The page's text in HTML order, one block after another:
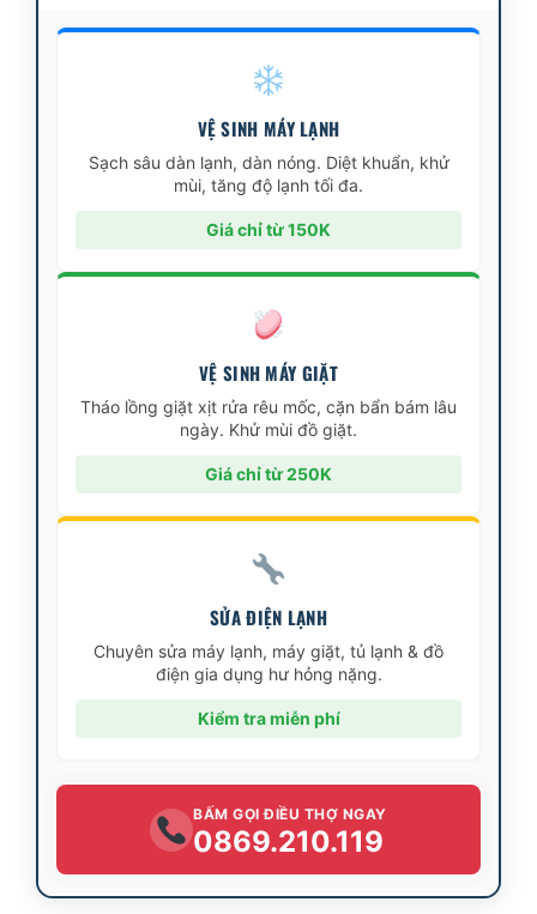
VỆ SINH MÁY LẠNH
Sạch sâu dàn lạnh, dàn nóng. Diệt khuẩn, khử
mùi, tăng độ lạnh tối đa.
Giá chỉ từ 150K
VỆ SINH MÁY GIẶT
Tháo lồng giặt xịt rửa rêu mốc, cặn bẩn bám lâu
ngày. Khử mùi đồ giặt.
Giá chỉ từ 250K
SỬA ĐIỆN LẠNH
Chuyên sửa máy lạnh, máy giặt, tủ lạnh & đồ
điện gia dụng hư hỏng nặng.
Kiểm tra miễn phí
BẤM GỌI ĐIỀU THỢ NGAY
0869.210.119